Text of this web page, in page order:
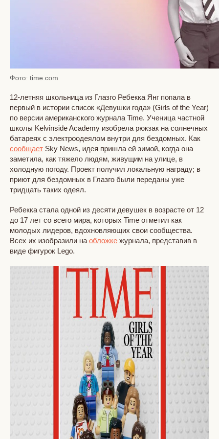
Фото: time.com
12-летняя школьница из Глазго Ребекка Янг попала в
первый в истории список «Девушки года» (Girls of the Year)
по версии американского журнала Time. Ученица частной
школы Kelvinside Academy изобрела рюкзак на солнечных
батареях с электроодеялом внутри для бездомных. Как
сообщает Sky News, идея пришла ей зимой, когда она
заметила, как тяжело людям, живущим на улице, в
холодную погоду. Проект получил локальную награду; в
приют для бездомных в Глазго были переданы уже
тридцать таких одеял.
Ребекка стала одной из десяти девушек в возрасте от 12
до 17 лет со всего мира, которых Time отметил как
молодых лидеров, вдохновляющих свои сообщества.
Всех их изобразили на обложке журнала, представив в
виде фигурок Lego.